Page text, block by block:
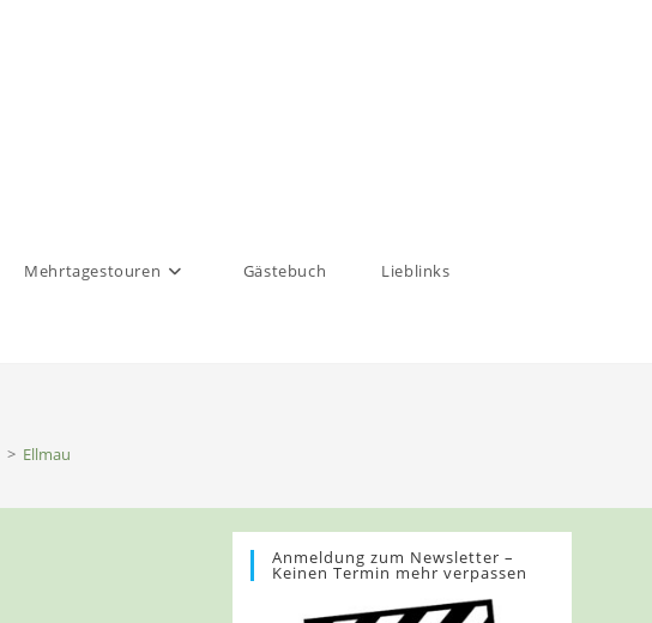
Mehrtagestouren Gästebuch Lieblinks
> Ellmau
Anmeldung zum Newsletter –
Keinen Termin mehr verpassen